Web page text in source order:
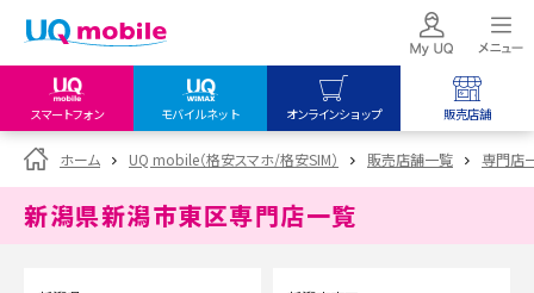
スマートフォン モバイルネット オンラインショップ 販売店舗
my UQ WiMAX
UQ WiMAX ご契約の方
My UQ mobile
UQ mobile
オンラインショップ
UQ WiMAX
UQ mobile
販売店舗
UQ WiMAX
ホーム UQ mobile（格安スマホ/格安SIM） 販売店舗一覧 専門店
新潟県新潟市東区専門店一覧